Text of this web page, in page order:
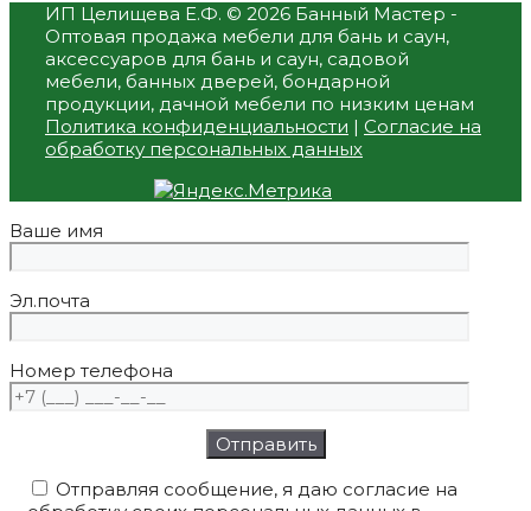
ИП Целищева Е.Ф. © 2026 Банный Мастер -
Оптовая продажа мебели для бань и саун,
аксессуаров для бань и саун, садовой
мебели, банных дверей, бондарной
продукции, дачной мебели по низким ценам
Политика конфиденциальности | Согласие на
обработку персональных данных
Ваше имя
Эл.почта
Номер телефона
Отправляя сообщение, я даю согласие на